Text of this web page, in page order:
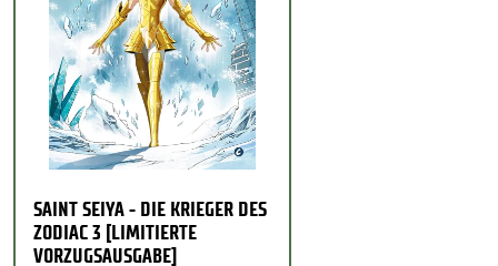
SAINT SEIYA - DIE KRIEGER DES
ZODIAC 3 [LIMITIERTE
VORZUGSAUSGABE]